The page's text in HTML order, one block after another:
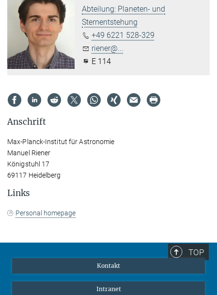
Abteilung: Planeten- und
Sternentstehung
+49 6221 528-329
riener@...
E 114
Anschrift
Max-Planck-Institut für Astronomie
Manuel Riener
Königstuhl 17
69117 Heidelberg
Links
Personal homepage
TOP
Kontakt
Intranet